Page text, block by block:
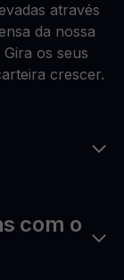
através
da nossa
os seus
crescer.
com o